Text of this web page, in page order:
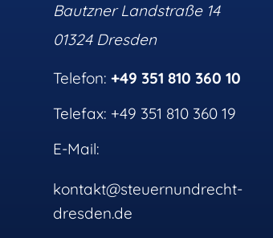
Bautzner Landstraße 14
01324 Dresden
Telefon: +49 351 810 360 10
Telefax: +49 351 810 360 19
E-Mail:
kontakt@steuernundrecht-
dresden.de